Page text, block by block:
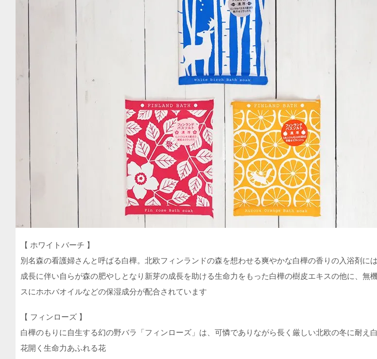
【 ホワイトバーチ 】
別名森の看護婦さんと呼ばる白樺。北欧フィンランドの森を想わせる爽やかな白樺の香りの入浴剤には
成長に伴い自らが森の肥やしとなり新芽の成長を助ける生命力をもった白樺の樹皮エキスの他に、無
スにホホバオイルなどの保湿成分が配合されています
【 フィンローズ 】
白樺のもりに自生する幻の野バラ「フィンローズ」は、可憐でありながら長く厳しい北欧の冬に耐え
花開く生命力あふれる花